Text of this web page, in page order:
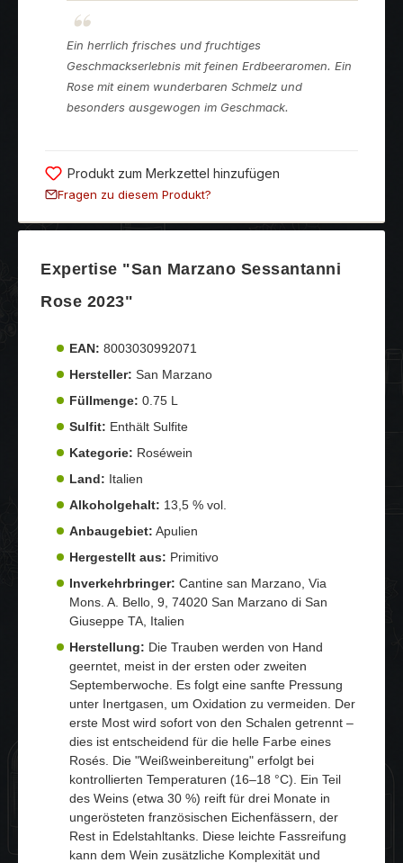
Ein herrlich frisches und fruchtiges
Geschmackserlebnis mit feinen Erdbeeraromen. Ein
Rose mit einem wunderbaren Schmelz und
besonders ausgewogen im Geschmack.
Produkt zum Merkzettel hinzufügen
Fragen zu diesem Produkt?
Expertise "San Marzano Sessantanni
Rose 2023"
EAN: 8003030992071
Hersteller: San Marzano
Füllmenge: 0.75 L
Sulfit: Enthält Sulfite
Kategorie: Roséwein
Land: Italien
Alkoholgehalt: 13,5 % vol.
Anbaugebiet: Apulien
Hergestellt aus: Primitivo
Inverkehrbringer: Cantine san Marzano, Via
Mons. A. Bello, 9, 74020 San Marzano di San
Giuseppe TA, Italien
Herstellung: Die Trauben werden von Hand
geerntet, meist in der ersten oder zweiten
Septemberwoche. Es folgt eine sanfte Pressung
unter Inertgasen, um Oxidation zu vermeiden. Der
erste Most wird sofort von den Schalen getrennt –
dies ist entscheidend für die helle Farbe eines
Rosés. Die "Weißweinbereitung" erfolgt bei
kontrollierten Temperaturen (16–18 °C). Ein Teil
des Weins (etwa 30 %) reift für drei Monate in
ungerösteten französischen Eichenfässern, der
Rest in Edelstahltanks. Diese leichte Fassreifung
kann dem Wein zusätzliche Komplexität und